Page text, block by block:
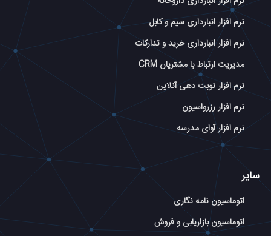
نرم افزار انبارداری سیم و کابل
نرم افزار انبارداری خرید و تدارکات
مدیریت ارتباط با مشتریان CRM
نرم افزار نوبت دهی آنلاین
نرم افزار رزرواسیون
نرم افزار آوای مدرسه
سایر
اتوماسیون نامه نگاری
اتوماسیون بازاریابی و فروش